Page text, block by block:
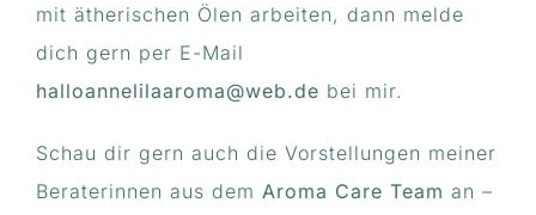
mit ätherischen Ölen arbeiten, dann melde
dich gern per E-Mail
halloannelilaaroma@web.de bei mir.
Schau dir gern auch die Vorstellungen meiner
Beraterinnen aus dem Aroma Care Team an –